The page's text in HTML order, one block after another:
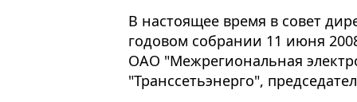
В настоящее время в совет
годовом собрании 11 июня
ОАО "Межрегиональная
"Транссетьэнерго",